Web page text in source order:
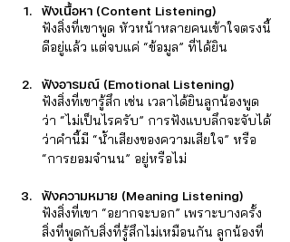
ฟังเนื้อหา (Content Listening)
ฟังสิ่งที่เขาพูด หัวหน้าหลายคนเข้าใจตรงนี้
ดีอยู่แล้ว แต่จบแค่ “ข้อมูล” ที่ได้ยิน
ฟังอารมณ์ (Emotional Listening)
ฟังสิ่งที่เขารู้สึก เช่น เวลาได้ยินลูกน้องพูด
ว่า “ไม่เป็นไรครับ” การฟังแบบลึกจะจับได้
ว่าคำนี้มี “น้ำเสียงของความเสียใจ” หรือ
“การยอมจำนน” อยู่หรือไม่
ฟังความหมาย (Meaning Listening)
ฟังสิ่งที่เขา “อยากจะบอก” เพราะบางครั้ง
สิ่งที่พูดกับสิ่งที่รู้สึกไม่เหมือนกัน ลูกน้องที่